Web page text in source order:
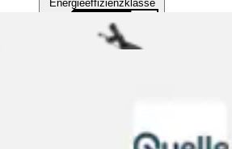
Energieeffizienzklasse